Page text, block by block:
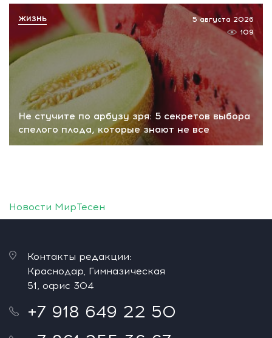
Не стучите по арбузу зря: 5 секретов выбора
спелого плода, которые знают не все
5 августа 2026
109
ЖИЗНЬ
Новости МирТесен
Контакты редакции:
Краснодар, Гимназическая
51, офис 304
+7 918 649 22 50